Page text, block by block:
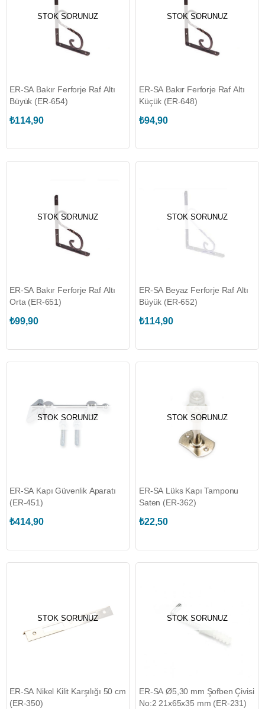
STOK SORUNUZ
ER-SA Bakır Ferforje Raf Altı
Büyük (ER-654)
₺114,90
STOK SORUNUZ
ER-SA Bakır Ferforje Raf Altı
Küçük (ER-648)
₺94,90
STOK SORUNUZ
ER-SA Bakır Ferforje Raf Altı
Orta (ER-651)
₺99,90
STOK SORUNUZ
ER-SA Beyaz Ferforje Raf Altı
Büyük (ER-652)
₺114,90
STOK SORUNUZ
ER-SA Kapı Güvenlik Aparatı
(ER-451)
₺414,90
STOK SORUNUZ
ER-SA Lüks Kapı Tamponu
Saten (ER-362)
₺22,50
STOK SORUNUZ
ER-SA Nikel Kilit Karşılığı 50 cm
(ER-350)
STOK SORUNUZ
ER-SA Ø5,30 mm Şofben Çivisi
No:2 21x65x35 mm (ER-231)